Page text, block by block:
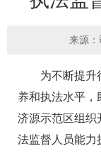
来源：
为不断提升行
养和执法水平，
济源示范区组织
法监督人员能力